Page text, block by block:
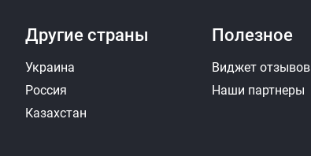
Другие страны
Украина
Россия
Казахстан
Полезное
Виджет отзывов
Наши партнеры